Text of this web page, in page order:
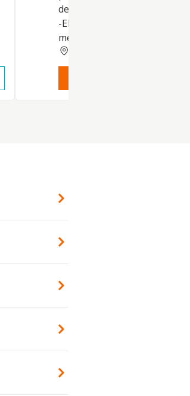
derivados y complementos
-El comercio al por mayor de
metales y m